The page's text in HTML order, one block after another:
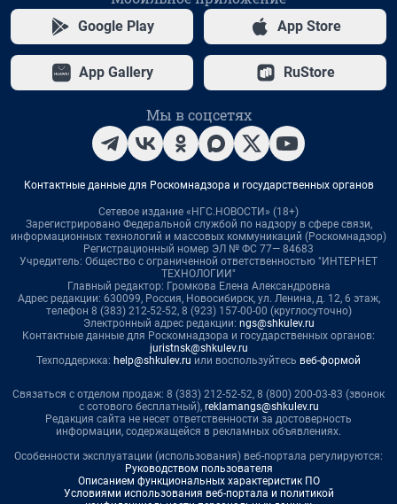
Google Play App Store
App Gallery RuStore
Мы в соцсетях
Контактные данные для Роскомнадзора и государственных органов
Сетевое издание «НГС.НОВОСТИ» (18+)
Зарегистрировано Федеральной службой по надзору в сфере связи,
информационных технологий и массовых коммуникаций (Роскомнадзор)
Регистрационный номер ЭЛ № ФС 77— 84683
Учредитель: Общество с ограниченной ответственностью "ИНТЕРНЕТ
ТЕХНОЛОГИИ"
Главный редактор: Громкова Елена Александровна
Адрес редакции: 630099, Россия, Новосибирск, ул. Ленина, д. 12, 6 этаж,
телефон 8 (383) 212-52-52, 8 (923) 157-00-00 (круглосуточно)
Электронный адрес редакции: ngs@shkulev.ru
Контактные данные для Роскомнадзора и государственных органов:
juristnsk@shkulev.ru
Техподдержка: help@shkulev.ru или воспользуйтесь веб-формой
Связаться с отделом продаж: 8 (383) 212-52-52, 8 (800) 200-03-83 (звонок
с сотового бесплатный), reklamangs@shkulev.ru
Редакция сайта не несет ответственности за достоверность
информации, содержащейся в рекламных объявлениях.
Особенности эксплуатации (использования) веб-портала регулируются:
Руководством пользователя
Описанием функциональных характеристик ПО
Условиями использования веб-портала и политикой